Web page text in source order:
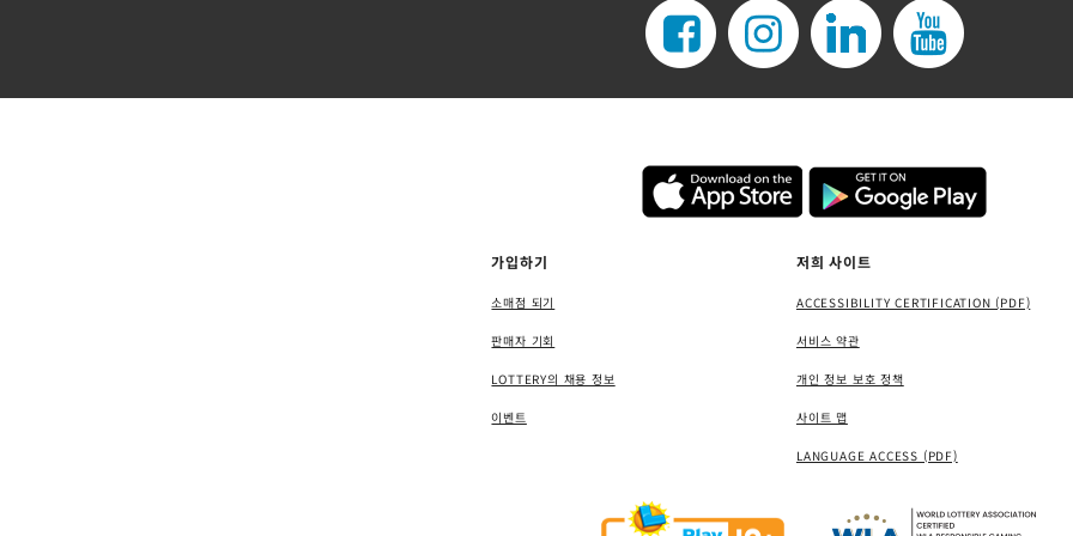
가입하기
소매점 되기
판매자 기회
LOTTERY의 채용 정보
이벤트
저희 사이트
ACCESSIBILITY CERTIFICATION (PDF)
서비스 약관
개인 정보 보호 정책
사이트 맵
LANGUAGE ACCESS (PDF)